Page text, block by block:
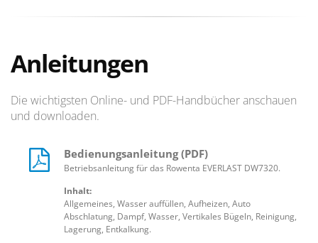
Anleitungen
Die wichtigsten Online- und PDF-Handbücher anschauen
und downloaden.
Bedienungsanleitung (PDF)
Betriebsanleitung für das Rowenta EVERLAST DW7320.
Inhalt:
Allgemeines, Wasser auffüllen, Aufheizen, Auto
Abschlatung, Dampf, Wasser, Vertikales Bügeln, Reinigung,
Lagerung, Entkalkung.